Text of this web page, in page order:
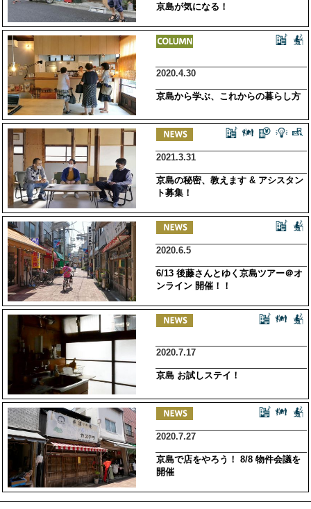
京島が気になる！
2020.4.30
京島から学ぶ、これからの暮らし方
2021.3.31
京島の秘密、教えます & アシスタン
ト募集！
2020.6.5
6/13 後藤さんとゆく京島ツアー＠オ
ンライン 開催！！
2020.7.17
京島 お試しステイ！
2020.7.27
京島で店をやろう！ 8/8 物件会議を
開催